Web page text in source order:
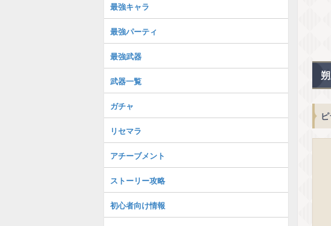
最強キャラ
最強パーティ
最強武器
武器一覧
ガチャ
リセマラ
アチーブメント
ストーリー攻略
初心者向け情報